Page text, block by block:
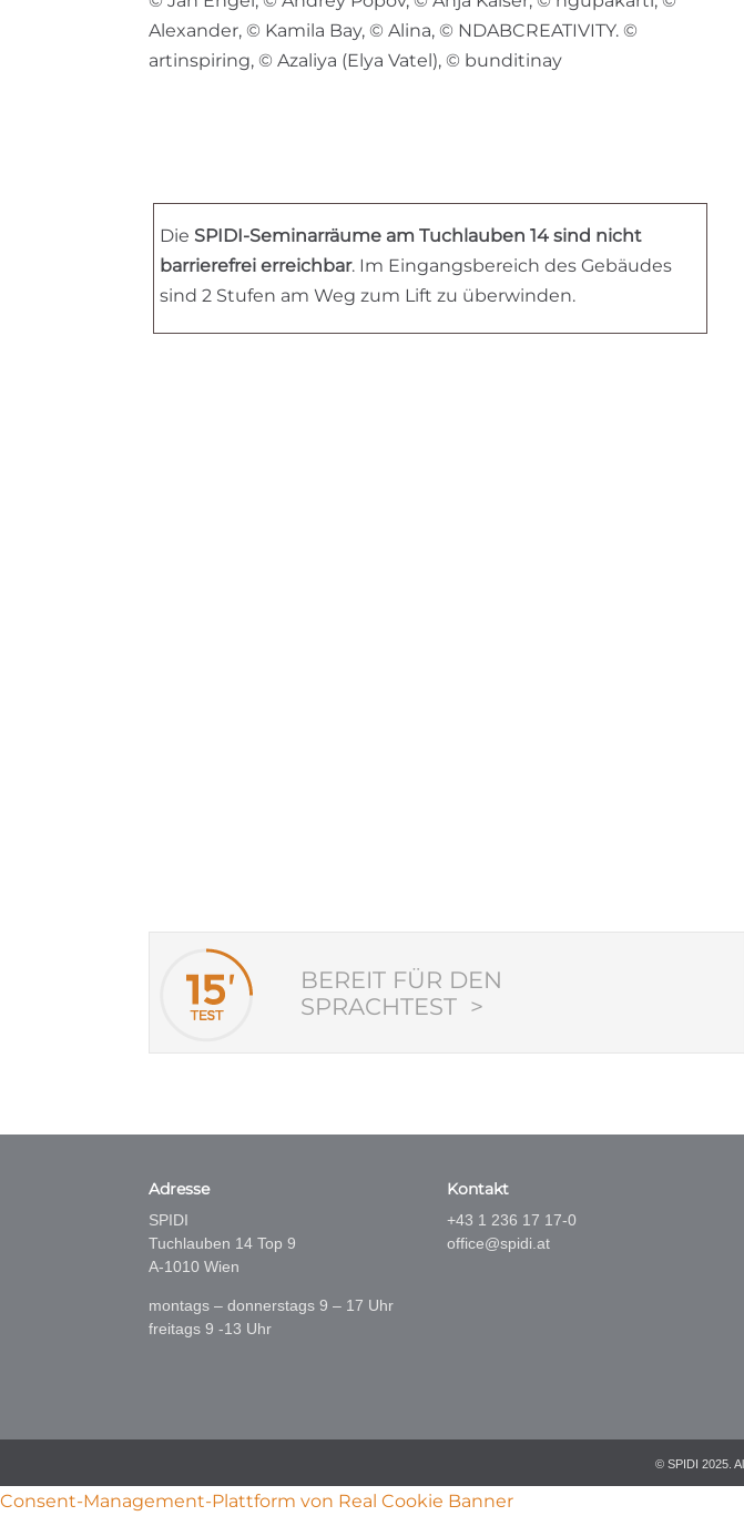
Alexander, © Kamila Bay, © Alina, © NDABCREATIVITY. ©
artinspiring, © Azaliya (Elya Vatel), © bunditinay
DieSPIDI-Seminarräume am Tuchlauben 14 sind nicht
barrierefrei erreichbar. Im Eingangsbereich des Gebäudes
sind 2 Stufen am Weg zum Lift zu überwinden.
BEREIT FÜR DEN
SPRACHTEST >
Adresse
SPIDI
Tuchlauben 14 Top 9
A-1010 Wien
montags – donnerstags 9 – 17 Uhr
freitags 9 -13 Uhr
Kontakt
+43 1 236 17 17-0
office@spidi.at
© SPIDI 2025.
Consent-Management-Plattform von Real Cookie Banner